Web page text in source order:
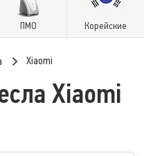
ПМО Корейские
Xiaomi
Xiaomi